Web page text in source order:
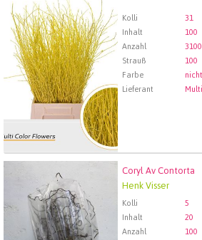
Kolli 31
Inhalt
100
Anzahl
3100
Strauß
100
Farbe
Lieferant
Wählen Sie zuerst ein Abfartdatum.
Coryl Av Contorta
Henk Visser
Kolli 5
Inhalt
20
Anzahl
100
Coryl Av Contorta
Wählen Sie zuerst ein Abfartdatum.